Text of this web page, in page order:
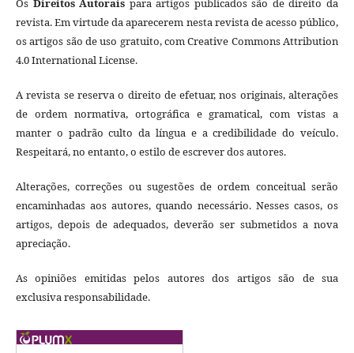
Os Direitos Autorais para artigos publicados são de direito da
revista. Em virtude da aparecerem nesta revista de acesso público,
os artigos são de uso gratuito, com Creative Commons Attribution
4.0 International License.
A revista se reserva o direito de efetuar, nos originais, alterações
de ordem normativa, ortográfica e gramatical, com vistas a
manter o padrão culto da língua e a credibilidade do veículo.
Respeitará, no entanto, o estilo de escrever dos autores.
Alterações, correções ou sugestões de ordem conceitual serão
encaminhadas aos autores, quando necessário. Nesses casos, os
artigos, depois de adequados, deverão ser submetidos a nova
apreciação.
As opiniões emitidas pelos autores dos artigos são de sua
exclusiva responsabilidade.